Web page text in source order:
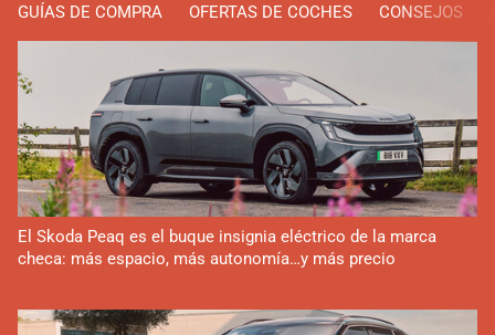
GUÍAS DE COMPRA OFERTAS DE COCHES CONSEJOS
El Skoda Peaq es el buque insignia eléctrico de la marca
checa: más espacio, más autonomía…y más precio